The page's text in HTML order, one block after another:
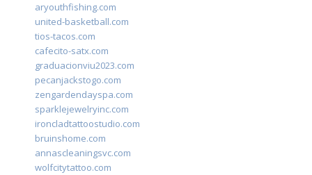
aryouthfishing.com
united-basketball.com
tios-tacos.com
cafecito-satx.com
graduacionviu2023.com
pecanjackstogo.com
zengardendayspa.com
sparklejewelryinc.com
ironcladtattoostudio.com
bruinshome.com
annascleaningsvc.com
wolfcitytattoo.com